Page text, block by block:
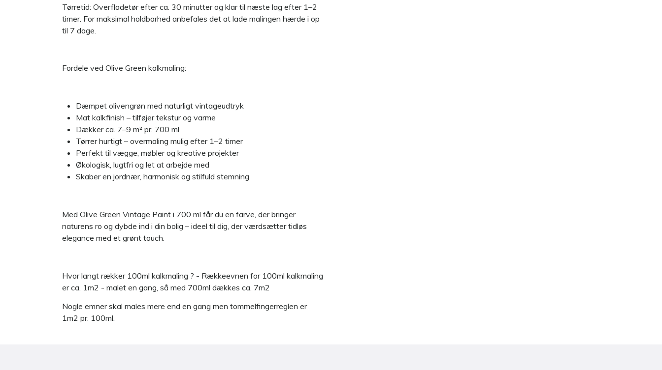
Tørretid: Overfladetør efter ca. 30 minutter og klar til næste lag efter 1–2
timer. For maksimal holdbarhed anbefales det at lade malingen hærde i op
til 7 dage.
Fordele ved Olive Green kalkmaling:
Dæmpet olivengrøn med naturligt vintageudtryk
Mat kalkfinish – tilføjer tekstur og varme
Dækker ca. 7–9 m² pr. 700 ml
Tørrer hurtigt – overmaling mulig efter 1–2 timer
Perfekt til vægge, møbler og kreative projekter
Økologisk, lugtfri og let at arbejde med
Skaber en jordnær, harmonisk og stilfuld stemning
Med Olive Green Vintage Paint i 700 ml får du en farve, der bringer
naturens ro og dybde ind i din bolig – ideel til dig, der værdsætter tidløs
elegance med et grønt touch.
Hvor langt rækker 100ml kalkmaling ? - Rækkeevnen for 100ml kalkmaling
er ca. 1m2 - malet en gang, så med 700ml dækkes ca. 7m2
Nogle emner skal males mere end en gang men tommelfingerreglen er
1m2 pr. 100ml.